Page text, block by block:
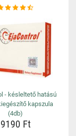
- késleltető hatású
kapszula
(4db)
9190 Ft